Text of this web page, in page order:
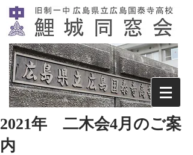
2021年 二木会4月のご案
内